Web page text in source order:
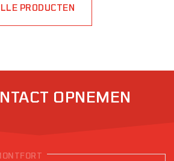
PRODUCTEN
OPNEMEN